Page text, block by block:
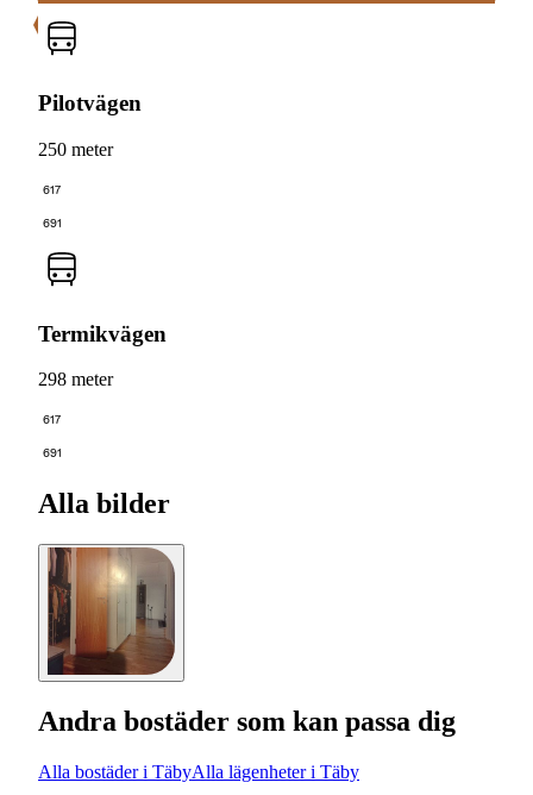
Pilotvägen
250 meter
617
691
Termikvägen
298 meter
617
691
Alla bilder
Andra bostäder som kan passa dig
Alla bostäder i TäbyAlla lägenheter i Täby